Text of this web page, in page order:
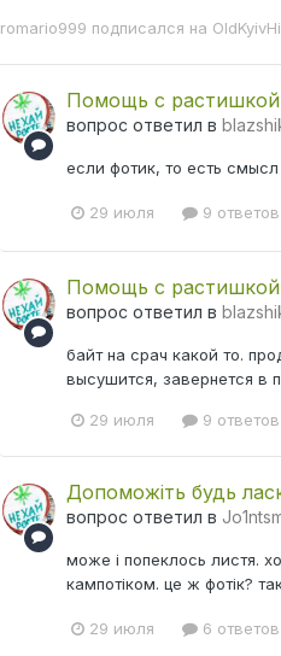
romario999 подписался на
Помощь с растишкой
вопрос ответил в
если фотик, то есть
29 июля 9 ответов
Помощь с растишкой
вопрос ответил в
байт на срач какой то.
высушится, завернется в
29 июля 9 ответов
Допоможіть будь
вопрос ответил в
може і попеклось листя.
кампотіком. це ж фотік?
29 июля 6 ответов